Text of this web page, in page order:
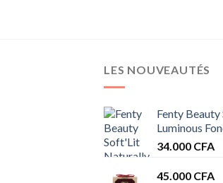
LES NOUVEAUTÉS
Fenty
Luminous
34.000 CFA
45.000 CFA